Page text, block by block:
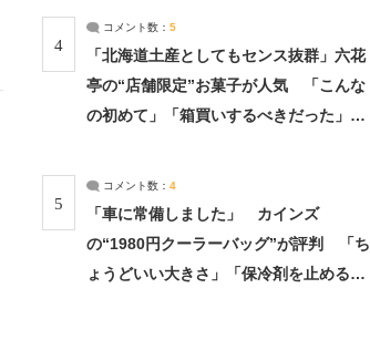
4
コメント数： 5
「北海道土産としてもセンス抜群」六花
亭の“店舗限定”お菓子が人気 「こんな
の初めて」「箱買いするべきだった」
5
コメント数： 4
「車に常備しました」 カインズ
の“1980円クーラーバッグ”が評判 「ち
ょうどいい大きさ」「保冷剤を止めるベ